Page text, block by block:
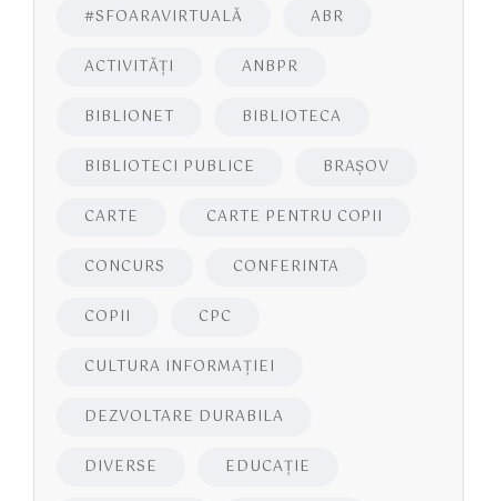
#SFOARAVIRTUALĂ ABR
ACTIVITĂŢI ANBPR
BIBLIONET BIBLIOTECA
BIBLIOTECI PUBLICE BRAŞOV
CARTE CARTE PENTRU COPII
CONCURS CONFERINTA
COPII CPC
CULTURA INFORMAŢIEI
DEZVOLTARE DURABILA
DIVERSE EDUCAŢIE